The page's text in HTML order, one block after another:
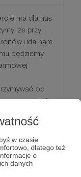
w czasie
dlatego też
o
danych
ma dla nas
że przy
uda nam
będziemy
od
portalu
do nas